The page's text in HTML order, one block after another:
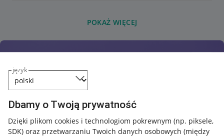
język
Dbamy o Twoją prywatność
Dzięki plikom cookies i technologiom pokrewnym (np. piksele,
SDK) oraz przetwarzaniu Twoich danych osobowych (między
POKAŻ WIĘCEJ